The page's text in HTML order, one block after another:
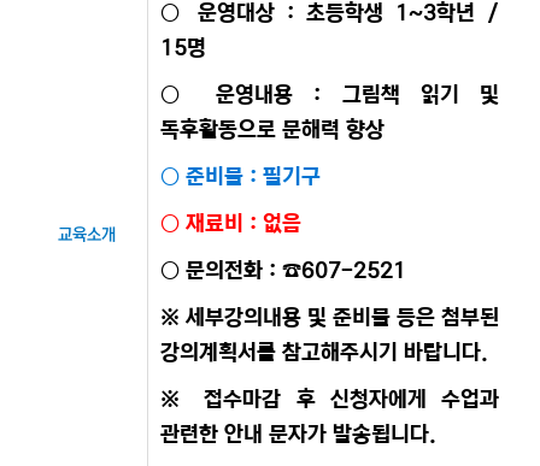
교육소개
○ 운영대상 : 초등학생 1~3학년 /
15명
○ 운영내용 : 그림책 읽기 및
독후활동으로 문해력 향상
○ 준비물 : 필기구
○ 재료비 : 없음
○ 문의전화 : ☎607-2521
※ 세부강의내용 및 준비물 등은 첨부된
강의계획서를 참고해주시기 바랍니다.
※ 접수마감 후 신청자에게 수업과
관련한 안내 문자가 발송됩니다.